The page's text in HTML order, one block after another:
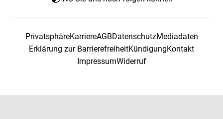
PrivatsphäreKarriereAGBDatenschutzMediadaten
Erklärung zur BarrierefreiheitKündigungKontakt
ImpressumWiderruf